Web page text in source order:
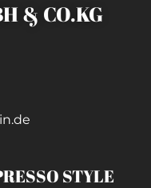
& CO.KG
STYLE